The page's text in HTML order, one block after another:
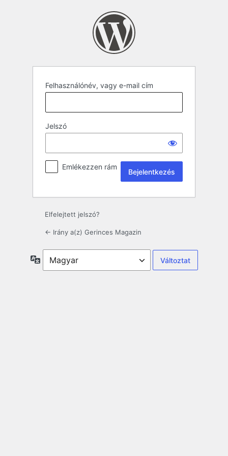
Felhasználónév, vagy e-mail cím
Jelszó
Emlékezzen rám
Elfelejtett jelszó?
← Irány a(z) Gerinces Magazin
Nyelv